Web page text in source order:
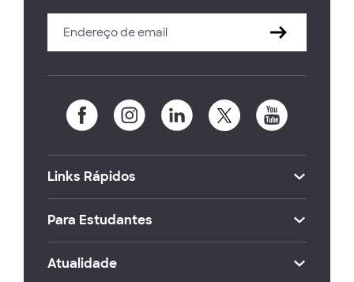
Links Rápidos
Para Estudantes
Atualidade